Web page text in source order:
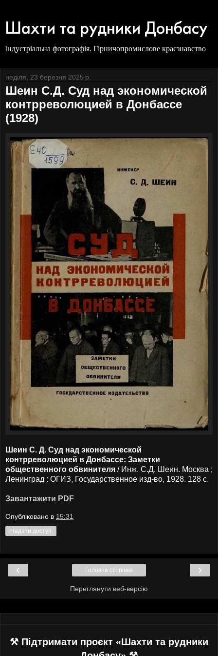
Шахти та рудники Донбасу
Індустріальна фотографія. Гірничопромислове краєзнавство
неділя, 23 березня 2025 р.
Шеин С.Д. Суд над экономической
контрреволюцией в Донбассе
(1928)
Шеин С. Д. Суд над экономической
контрреволюцией в Донбассе: Заметки
общественного обвинителя / Инж. С.Д. Шеин. Москва ;
Ленинград : ОГИЗ, Государственное изд-во, 1928. 128 с.
Завантажити PDF
Опубліковано в 15:31
Надати доступ
‹ ›
Головна сторінка
Переглянути веб-версію
⚒ Підтримати проєкт «Шахти та рудники